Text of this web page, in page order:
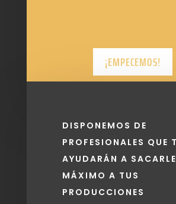
¡EMPECEMOS!
DISPONEMOS DE
PROFESIONALES QUE
AYUDARÁN A
MÁXIMO A TUS
PRODUCCIONES